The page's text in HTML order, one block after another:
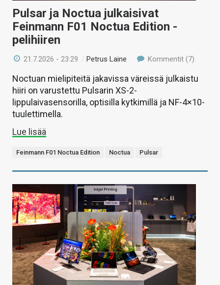
Pulsar ja Noctua julkaisivat
Feinmann F01 Noctua Edition -
pelihiiren
21.7.2026 - 23:29 /Petrus Laine Kommentit (7)
Noctuan mielipiteitä jakavissa väreissä julkaistu
hiiri on varustettu Pulsarin XS-2-
lippulaivasensorilla, optisilla kytkimillä ja NF-4×10-
tuulettimella.
Lue lisää
Feinmann F01 Noctua Edition Noctua Pulsar